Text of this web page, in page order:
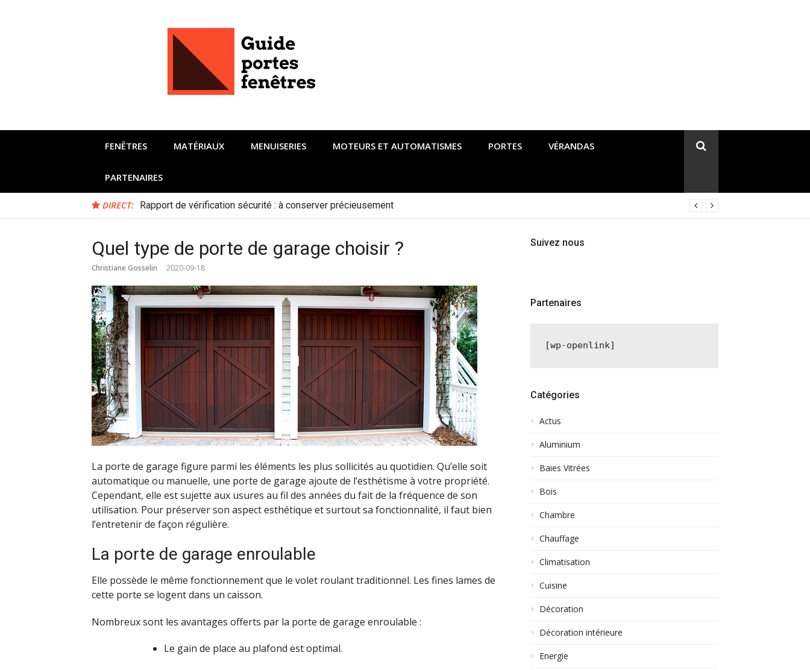
FENÊTRES MATÉRIAUX MENUISERIES MOTEURS ET AUTOMATISMES PORTES VÉRANDAS
PARTENAIRES
DIRECT: Rapport de vérification sécurité : à conserver précieusement
Quel type de porte de garage choisir ?
Christiane Gosselin 2020-09-18
La porte de garage figure parmi les éléments les plus sollicités au quotidien. Qu’elle soit
automatique ou manuelle, une porte de garage ajoute de l’esthétisme à votre propriété.
Cependant, elle est sujette aux usures au fil des années du fait de la fréquence de son
utilisation. Pour préserver son aspect esthétique et surtout sa fonctionnalité, il faut bien
l’entretenir de façon régulière.
La porte de garage enroulable
Elle possède le même fonctionnement que le volet roulant traditionnel. Les fines lames de
cette porte se logent dans un caisson.
Nombreux sont les avantages offerts par la porte de garage enroulable :
Le gain de place au plafond est optimal.
Suivez nous
Partenaires
[wp-openlink]
Catégories
Actus
Aluminium
Baies Vitrées
Bois
Chambre
Chauffage
Climatisation
Cuisine
Décoration
Décoration intérieure
Energie